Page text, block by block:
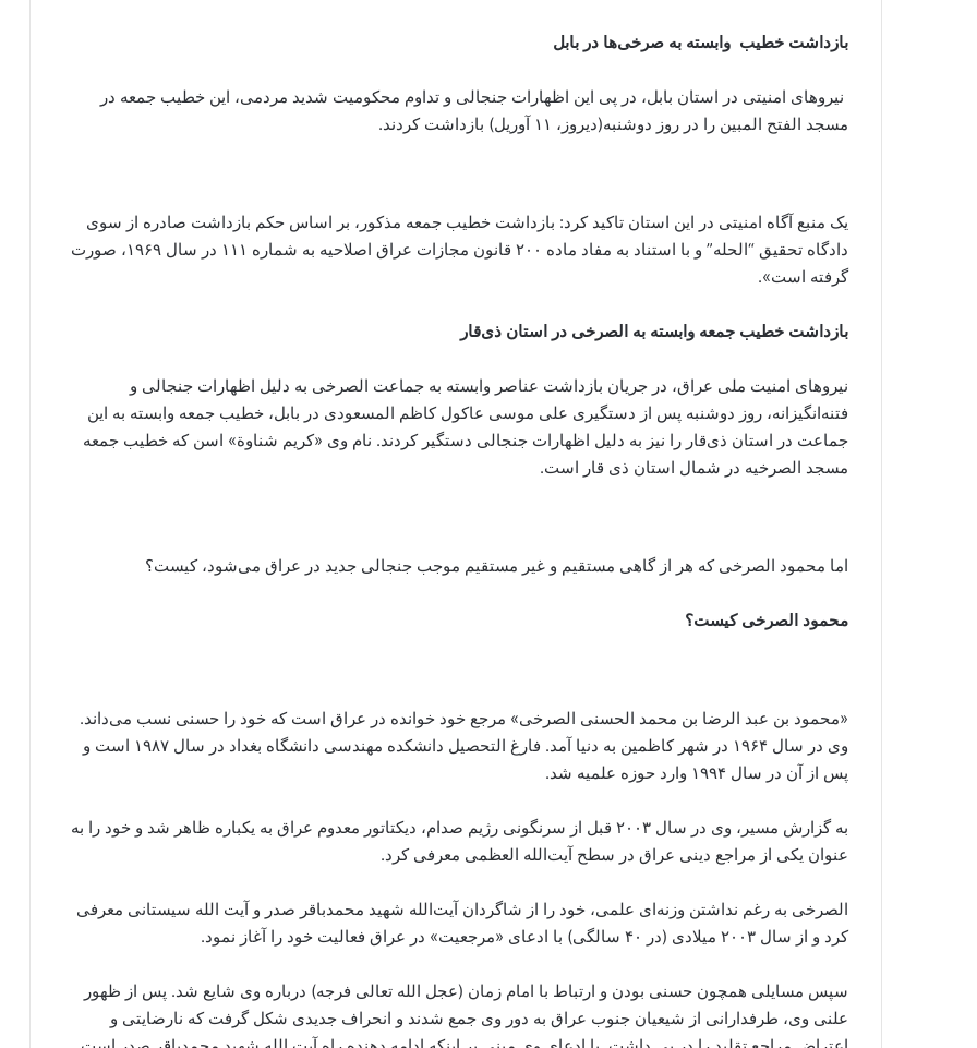
بازداشت خطیب وابسته به صرخی‌ها در بابل
نیروهای امنیتی در استان بابل، در پی این اظهارات جنجالی و تداوم محکومیت شدید مردمی، این خطیب جمعه در
مسجد الفتح المبین را در روز دوشنبه(دیروز، ۱۱ آوریل) بازداشت کردند.
یک منبع آگاه امنیتی در این استان تاکید کرد: بازداشت خطیب جمعه مذکور، بر اساس حکم بازداشت صادره از سوی
دادگاه تحقیق “الحله” و با استناد به مفاد ماده ۲۰۰ قانون مجازات عراق اصلاحیه به شماره ۱۱۱ در سال ۱۹۶۹، صورت
گرفته است».
بازداشت خطیب جمعه وابسته به الصرخی در استان ذی‌قار
نیروهای امنیت ملی عراق، در جریان بازداشت عناصر وابسته به جماعت الصرخی به دلیل اظهارات جنجالی و
فتنه‌انگیزانه، روز دوشنبه پس از دستگیری علی موسی عاکول کاظم المسعودی در بابل، خطیب جمعه وابسته به این
جماعت در استان ذی‌قار را نیز به دلیل اظهارات جنجالی دستگیر کردند. نام وی «کریم شناوة» اسن که خطیب جمعه
مسجد الصرخیه در شمال استان ذی قار است.
اما محمود الصرخی که هر از گاهی مستقیم و غیر مستقیم موجب جنجالی جدید در عراق می‌شود، کیست؟
محمود الصرخی کیست؟
«محمود بن عبد الرضا بن محمد الحسنی الصرخی» مرجع خود خوانده در عراق است که خود را حسنی نسب می‌داند.
وی در سال ۱۹۶۴ در شهر کاظمین به دنیا آمد. فارغ التحصیل دانشکده مهندسی دانشگاه بغداد در سال ۱۹۸۷ است و
پس از آن در سال ۱۹۹۴ وارد حوزه علمیه شد.
به گزارش مسیر، وی در سال ۲۰۰۳ قبل از سرنگونی رژیم صدام، دیکتاتور معدوم عراق به یکباره ظاهر شد و خود را به
عنوان یکی از مراجع دینی عراق در سطح آیت‌الله العظمی معرفی کرد.
الصرخی به رغم نداشتن وزنه‌ای علمی، خود را از شاگردان آیت‌الله شهید محمدباقر صدر و آیت الله سیستانی معرفی
کرد و از سال ۲۰۰۳ میلادی (در ۴۰ سالگی) با ادعای «مرجعیت» در عراق فعالیت خود را آغاز نمود.
سپس مسایلی همچون حسنی بودن و ارتباط با امام زمان (عجل الله تعالی فرجه) درباره وی شایع شد. پس از ظهور
علنی وی، طرفدارانی از شیعیان جنوب عراق به دور وی جمع شدند و انحراف جدیدی شکل گرفت که نارضایتی و